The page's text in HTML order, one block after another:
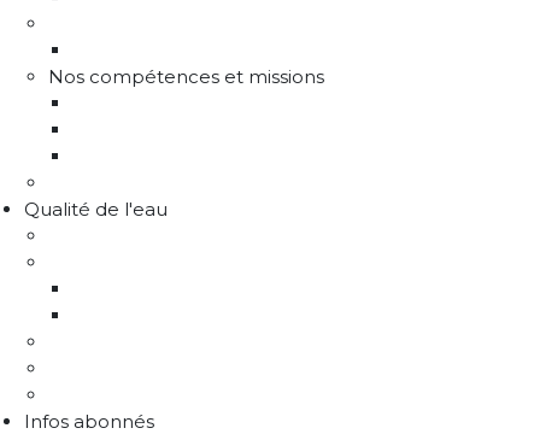
Nos compétences et missions
Qualité de l'eau
Infos abonnés